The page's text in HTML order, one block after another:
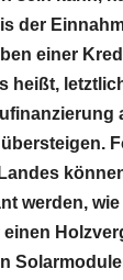
der
einer
heißt,
werden,